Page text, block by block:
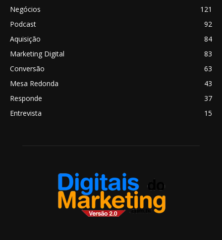
Negócios
121
Podcast
92
Aquisição
84
Marketing Digital
83
Conversão
63
Mesa Redonda
43
Responde
37
Entrevista
15